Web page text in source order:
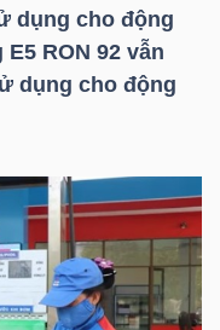
dụng cho động
RON 92 vẫn
dụng cho động